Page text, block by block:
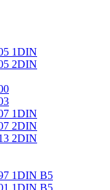
1DIN
2DIN
1DIN
2DIN
2DIN
1DIN B5
1DIN B5